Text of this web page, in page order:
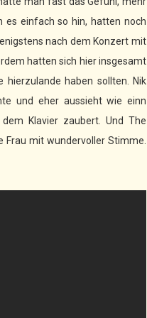
es einfach so hin, hatten noch
nach dem Konzert mit
hatten sich hier insgesamt
hierzulande haben sollten. Nik
und eher aussieht wie einn
Klavier zaubert. Und The
Frau mit wundervoller Stimme.